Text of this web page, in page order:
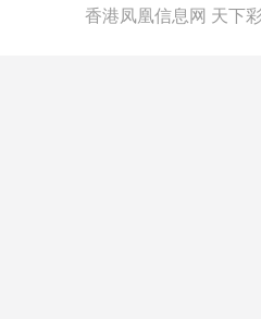
香港凤凰信息网 天下